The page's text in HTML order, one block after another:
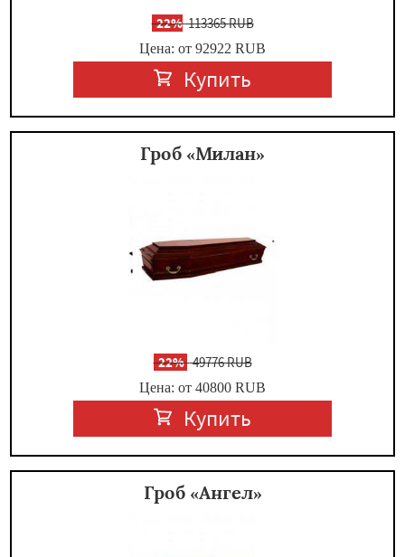
-22%113365 RUB
Цена: от 92922 RUB
Купить
Гроб «Милан»
-22%49776 RUB
Цена: от 40800 RUB
Купить
Гроб «Ангел»